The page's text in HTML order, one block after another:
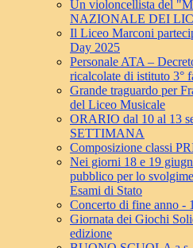
Un violoncellista del
NAZIONALE DEI
Il Liceo Marconi
Day 2025
Personale ATA –
ricalcolate di istituto 3°
Grande traguardo per
del Liceo Musicale
ORARIO dal 10 al 13
SETTIMANA
Composizione classi
Nei giorni 18 e 19
pubblico per lo
Esami di Stato
Concerto di fine anno -
Giornata dei Giochi
edizione